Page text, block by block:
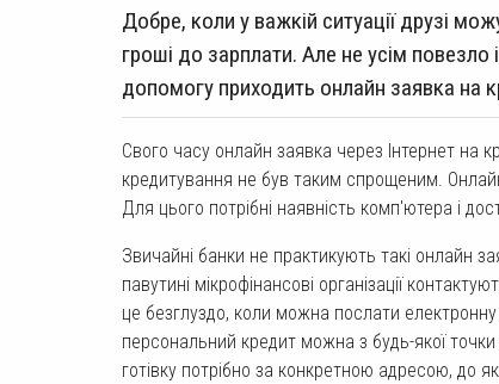
Добре, коли у важкій ситуації друзі
гроші до зарплати. Але не усім
допомогу приходить онлайн заявка на
Свого часу онлайн заявка через Інтернет на
кредитування не був таким спрощеним.
Для цього потрібні наявність комп'ютера і
Звичайні банки не практикують такі онлайн
павутині мікрофінансові організації
це безглуздо, коли можна послати
персональний кредит можна з будь-якої точки
готівку потрібно за конкретною адресою, до